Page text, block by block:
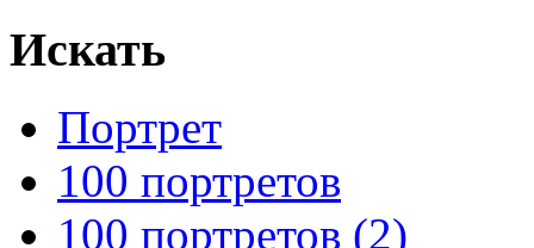
Искать
Портрет
100 портретов
100 портретов (2)